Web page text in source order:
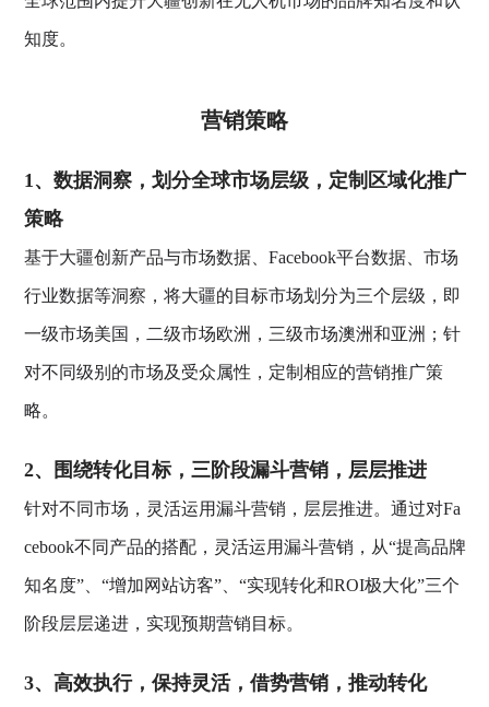
知度。
营销策略
1、数据洞察，划分全球市场层级，定制区域化推广
策略
基于大疆创新产品与市场数据、Facebook平台数据、市场
行业数据等洞察，将大疆的目标市场划分为三个层级，即
一级市场美国，二级市场欧洲，三级市场澳洲和亚洲；针
对不同级别的市场及受众属性，定制相应的营销推广策
略。
2、围绕转化目标，三阶段漏斗营销，层层推进
针对不同市场，灵活运用漏斗营销，层层推进。通过对Fa
cebook不同产品的搭配，灵活运用漏斗营销，从“提高品牌
知名度”、“增加网站访客”、“实现转化和ROI极大化”三个
阶段层层递进，实现预期营销目标。
3、高效执行，保持灵活，借势营销，推动转化